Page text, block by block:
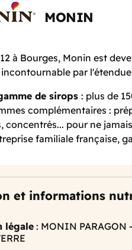
MONIN
à Bourges, Monin est
par
de sirops: plus de
complémentaires :
concentrés... pour ne
familiale française,
et informations
légale : MONIN PARAGON